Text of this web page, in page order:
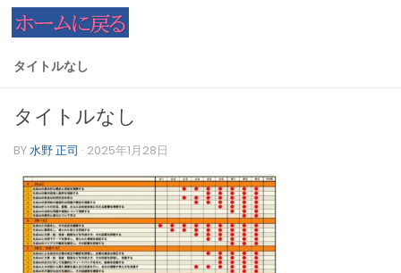
コンテンツへスキップ
タイトルなし
タイトルなし
BY水野 正司 · 2025年1月28日